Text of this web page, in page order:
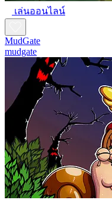
เล่นออนไลน์
MudGate
mudgate